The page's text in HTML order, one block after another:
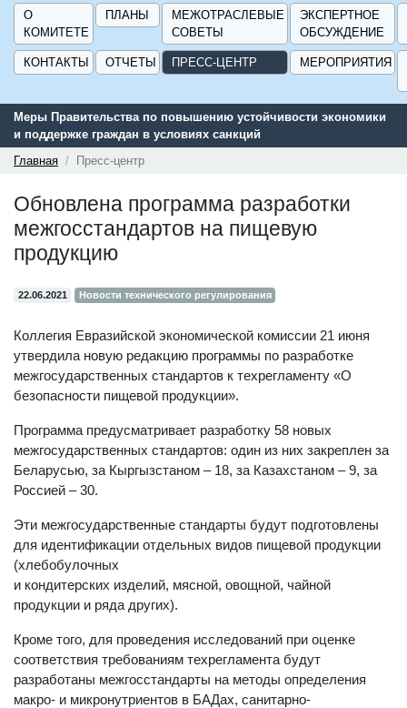
О
КОМИТЕТЕ
ПЛАНЫ
МЕЖОТРАСЛЕВЫЕ
СОВЕТЫ
ЭКСПЕРТНОЕ
ОБСУЖДЕНИЕ
КОНТАКТЫ ОТЧЕТЫ ПРЕСС-ЦЕНТР МЕРОПРИЯТИЯ
Меры Правительства по повышению устойчивости экономики
и поддержке граждан в условиях санкций
Главная
Пресс-центр
Обновлена программа разработки
межгосстандартов на пищевую
продукцию
22.06.2021 Новости технического регулирования
Коллегия Евразийской экономической комиссии 21 июня
утвердила новую редакцию программы по разработке
межгосударственных стандартов к техрегламенту «О
безопасности пищевой продукции».
Программа предусматривает разработку 58 новых
межгосударственных стандартов: один из них закреплен за
Беларусью, за Кыргызстаном – 18, за Казахстаном – 9, за
Россией – 30.
Эти межгосударственные стандарты будут подготовлены
для идентификации отдельных видов пищевой продукции
(хлебобулочных
и кондитерских изделий, мясной, овощной, чайной
продукции и ряда других).
Кроме того, для проведения исследований при оценке
соответствия требованиям техрегламента будут
разработаны межгосстандарты на методы определения
макро- и микронутриентов в БАДах, санитарно-